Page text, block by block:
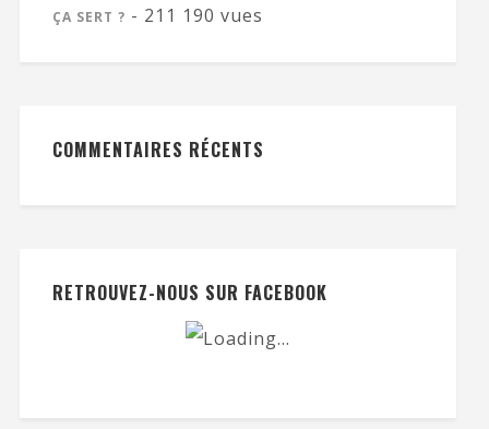
ÇA SERT ? - 211 190 vues
COMMENTAIRES RÉCENTS
RETROUVEZ-NOUS SUR FACEBOOK